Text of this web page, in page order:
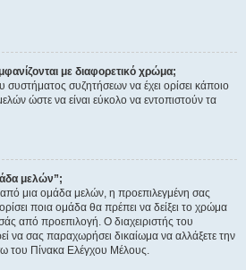
με διαφορετικό χρώμα;
συστήματος συζητήσεων να έχει ορίσει κάποιο
ώστε να είναι εύκολο να εντοπιστούν τα
μελών”;
μια ομάδα μελών, η προεπιλεγμένη σας
ποια ομάδα θα πρέπει να δείξει το χρώμα
από προεπιλογή. Ο διαχειριστής του
να σας παραχωρήσει δικαίωμα να αλλάξετε την
του Πίνακα Ελέγχου Μέλους.